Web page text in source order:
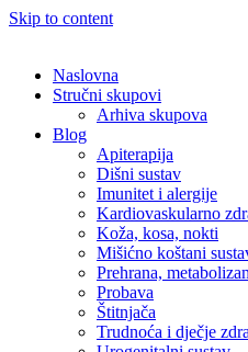
Skip to content
Naslovna
Stručni skupovi
Arhiva skupova
Blog
Apiterapija
Dišni sustav
Imunitet i alergije
Kardiovaskularno
Koža, kosa, nokti
Mišićno koštani
Prehrana,
Probava
Štitnjača
Trudnoća i dječje